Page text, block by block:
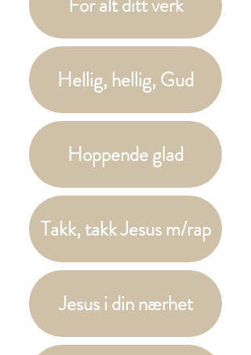
Hellig, hellig, Gud
Hoppende glad
Takk, takk Jesus m/rap
Jesus i din nærhet